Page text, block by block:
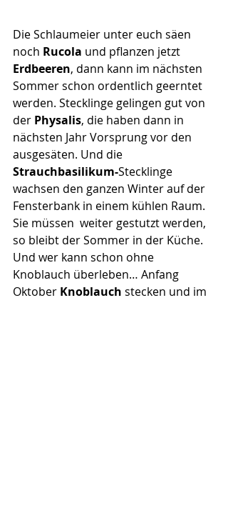
Die Schlaumeier unter euch säen
noch Rucola und pflanzen jetzt
Erdbeeren, dann kann im nächsten
Sommer schon ordentlich geerntet
werden. Stecklinge gelingen gut von
der Physalis, die haben dann in
nächsten Jahr Vorsprung vor den
ausgesäten. Und die
Strauchbasilikum-Stecklinge
wachsen den ganzen Winter auf der
Fensterbank in einem kühlen Raum.
Sie müssen  weiter gestutzt werden,
so bleibt der Sommer in der Küche.
Und wer kann schon ohne
Knoblauch überleben… Anfang
Oktober Knoblauch stecken und im